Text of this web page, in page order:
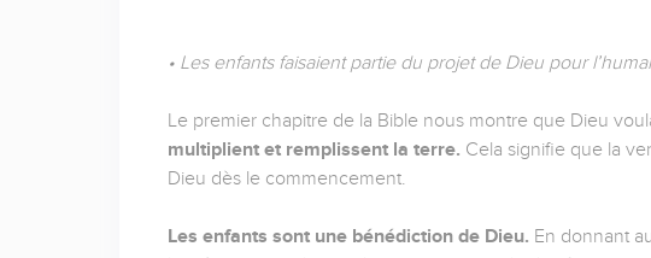
• Les enfants faisaient partie du projet de Dieu pour
Le premier chapitre de la Bible nous montre que Dieu
multiplient et remplissent la terre. Cela signifie que la
Dieu dès le commencement.
Les enfants sont une bénédiction de Dieu. En donnant